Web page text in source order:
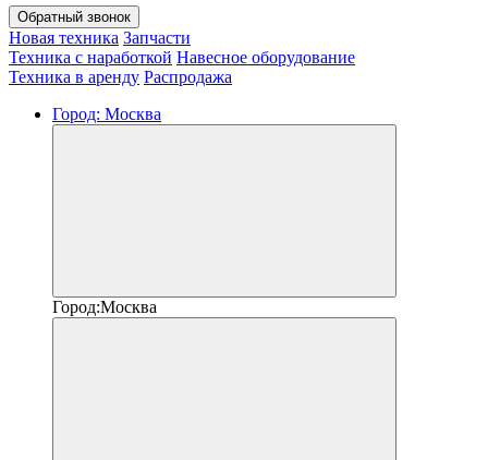
Обратный звонок
Новая техника Запчасти
Техника с наработкой Навесное оборудование
Техника в аренду Распродажа
Город: Москва
Город:Москва